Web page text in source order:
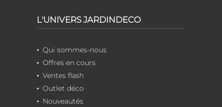
L'UNIVERS JARDINDECO
Qui sommes-nous
Offres en cours
Ventes flash
Outlet déco
Nouveautés